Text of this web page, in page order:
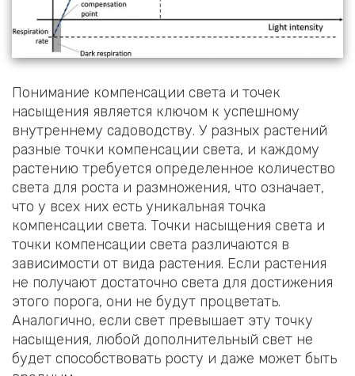
Понимание компенсации света и точек
насыщения является ключом к успешному
внутреннему садоводству. У разных растений
разные точки компенсации света, и каждому
растению требуется определенное количество
света для роста и размножения, что означает,
что у всех них есть уникальная точка
компенсации света. Точки насыщения света и
точки компенсации света различаются в
зависимости от вида растения. Если растения
не получают достаточно света для достижения
этого порога, они не будут процветать.
Аналогично, если свет превышает эту точку
насыщения, любой дополнительный свет не
будет способствовать росту и даже может быть